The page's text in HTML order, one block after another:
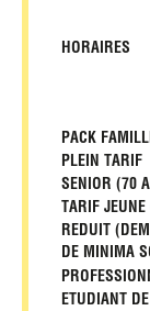
HORAIRES
PACK
PLEIN TARIF
SENIOR (70
TARIF
REDUIT
DE MINIMA
ETUDIANT